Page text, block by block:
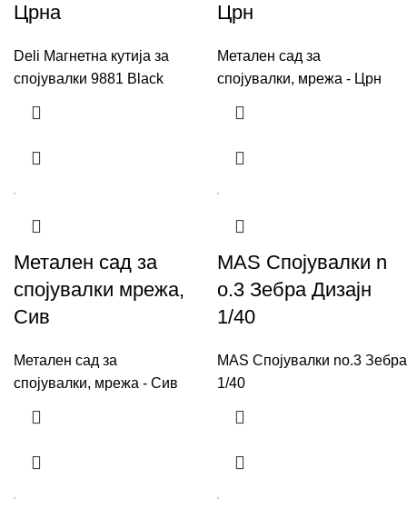
Црна
Deli Магнетна кутија за
спојувалки 9881 Black
Црн
Метален сад за
спојувалки, мрежа - Црн
Метален сад за
спојувалки мрежа,
Сив
Метален сад за
спојувалки, мрежа - Сив
MAS Спојувалки n
o.3 Зебра Дизајн
1/40
MAS Спојувалки no.3
1/40